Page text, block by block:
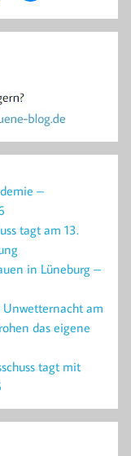
–
tagt am 13.
in Lüneburg –
Unwetternacht am
das eigene
tagt mit